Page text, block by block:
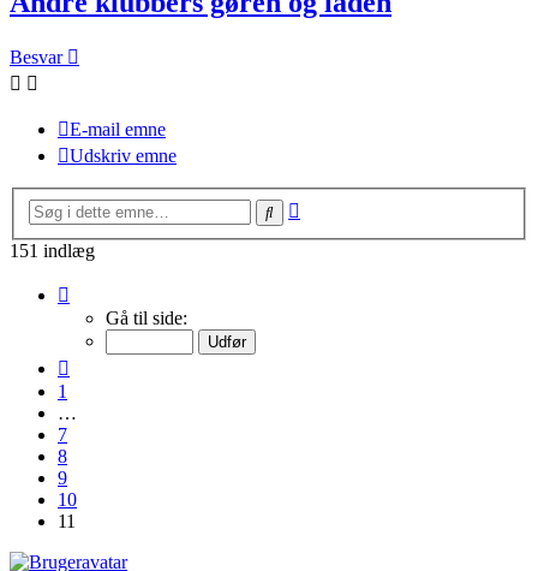
Besvar
E-mail emne
Udskriv emne
Søg
151 indlæg
Gå til side:
1
…
7
8
9
10
11